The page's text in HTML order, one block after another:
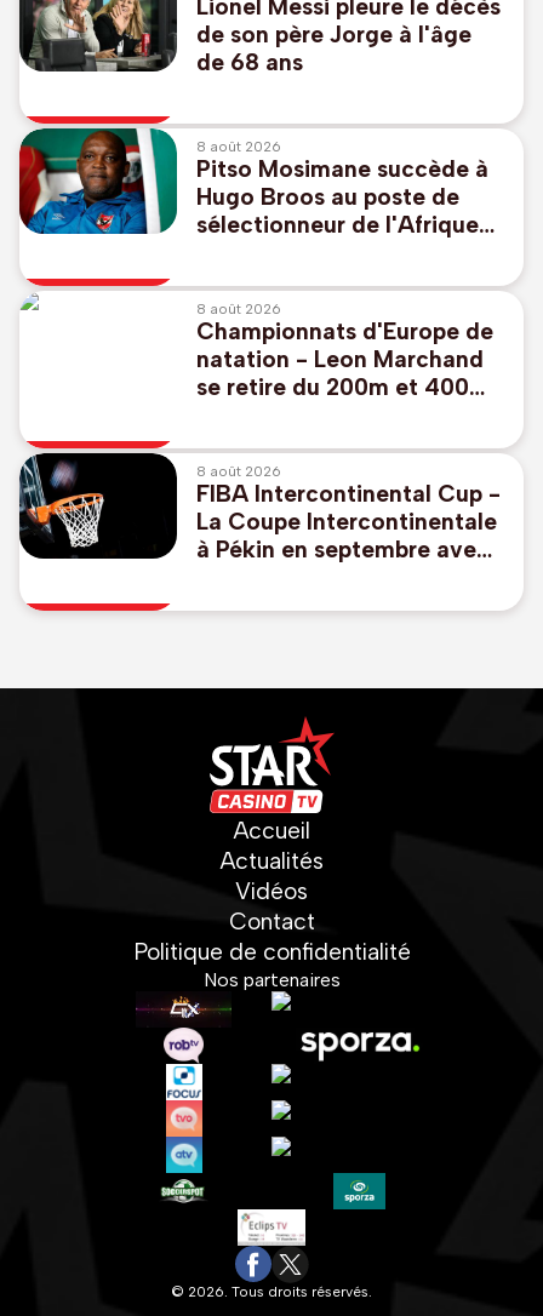
Lionel Messi pleure le décès
de son père Jorge à l'âge
de 68 ans
8 août 2026
Pitso Mosimane succède à
Hugo Broos au poste de
sélectionneur de l'Afrique
8 août 2026
Championnats d'Europe de
natation - Leon Marchand
se retire du 200m et 400m
8 août 2026
FIBA Intercontinental Cup -
La Coupe Intercontinentale
à Pékin en septembre avec
l'Europe
Accueil
Actualités
Vidéos
Contact
Politique de confidentialité
Nos partenaires
© 2026. Tous droits réservés.